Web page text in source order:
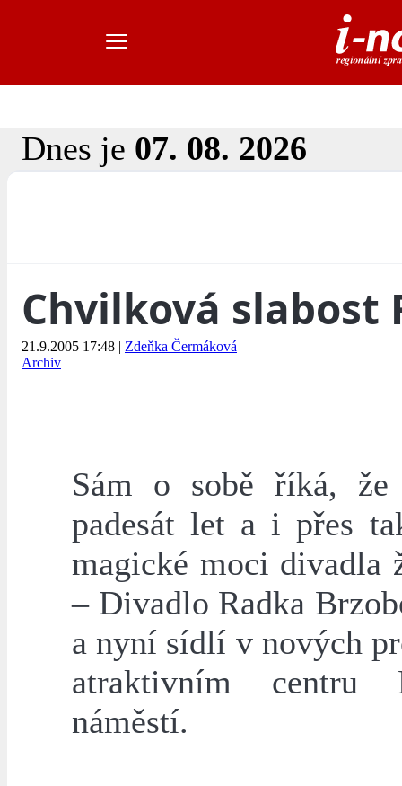
Dnes je 07. 08. 2026
Chvilková slabost
21.9.2005 17:48 | Zdeňka Čermáková
Archiv
Sám o sobě říká,
padesát let a i přes
magické moci divadla
– Divadlo Radka
a nyní sídlí v nových
atraktivním centru
náměstí.